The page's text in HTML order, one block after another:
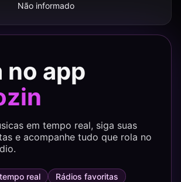
Não informado
no app
em tempo real, siga suas
e acompanhe tudo que rola no
real
Rádios favoritas